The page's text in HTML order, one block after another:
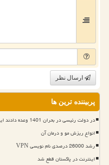
ارسال نظر
پربیننده ترین ها
در دولت رئیسی در بحران 1401 وعده دادند اینترنت به طور موقت قطع می شود اما ماندگار شد
انواع ریزش مو و درمان آن
رشد 26000 درصدی نام نویسی VPN
اینترنت در پاکستان قطع شد